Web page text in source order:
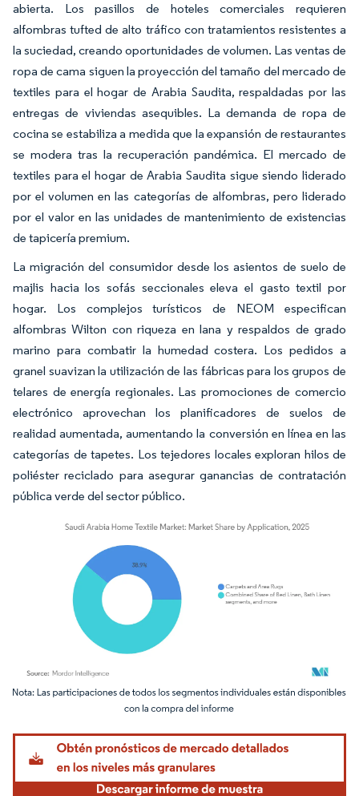
abierta. Los pasillos de hoteles comerciales requieren
alfombras tufted de alto tráfico con tratamientos resistentes a
la suciedad, creando oportunidades de volumen. Las ventas de
ropa de cama siguen la proyección del tamaño del mercado de
textiles para el hogar de Arabia Saudita, respaldadas por las
entregas de viviendas asequibles. La demanda de ropa de
cocina se estabiliza a medida que la expansión de restaurantes
se modera tras la recuperación pandémica. El mercado de
textiles para el hogar de Arabia Saudita sigue siendo liderado
por el volumen en las categorías de alfombras, pero liderado
por el valor en las unidades de mantenimiento de existencias
de tapicería premium.
La migración del consumidor desde los asientos de suelo de
majlis hacia los sofás seccionales eleva el gasto textil por
hogar. Los complejos turísticos de NEOM especifican
alfombras Wilton con riqueza en lana y respaldos de grado
marino para combatir la humedad costera. Los pedidos a
granel suavizan la utilización de las fábricas para los grupos de
telares de energía regionales. Las promociones de comercio
electrónico aprovechan los planificadores de suelos de
realidad aumentada, aumentando la conversión en línea en las
categorías de tapetes. Los tejedores locales exploran hilos de
poliéster reciclado para asegurar ganancias de contratación
pública verde del sector público.
Imagen © Mordor Intelligence. El uso requiere atribución según CC BY 4.0.